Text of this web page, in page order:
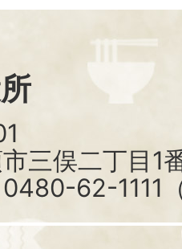
三俣二丁目1
62-1111